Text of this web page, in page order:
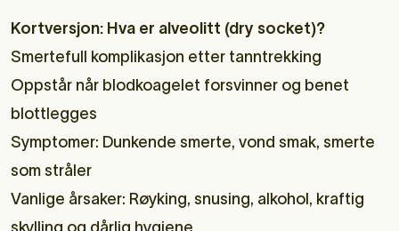
Kortversjon: Hva er alveolitt (dry socket)?
Smertefull komplikasjon etter tanntrekking
Oppstår når blodkoagelet forsvinner og benet
blottlegges
Symptomer: Dunkende smerte, vond smak, smerte
som stråler
Vanlige årsaker: Røyking, snusing, alkohol, kraftig
skylling og dårlig hygiene